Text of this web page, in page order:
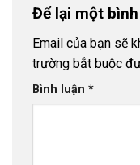
Để lại một
Email của bạn sẽ
trường bắt buộc
Bình luận *